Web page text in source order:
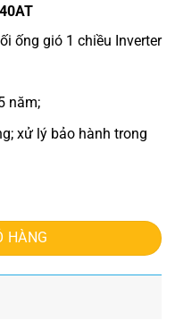
ống gió 1 chiều Inverter
năm;
xử lý bảo hành trong
1 chiều HI-
HÀNG